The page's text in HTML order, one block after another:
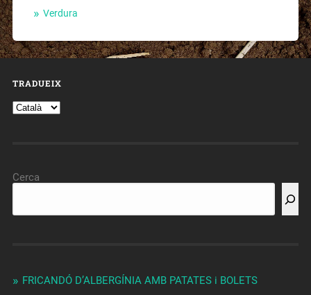
Verdura
TRADUEIX
Cerca
FRICANDÓ D’ALBERGÍNIA AMB PATATES i BOLETS